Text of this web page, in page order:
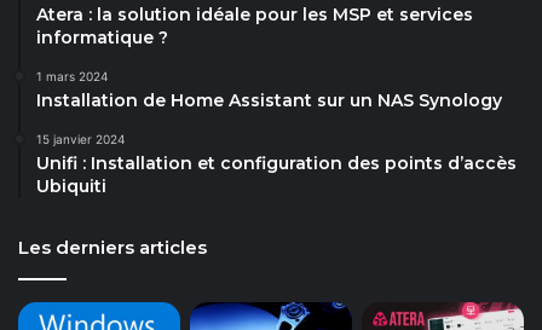
Atera : la solution idéale pour les MSP et services
informatique ?
1 mars 2024
Installation de Home Assistant sur un NAS Synology
15 janvier 2024
Unifi : Installation et configuration des points d’accès
Ubiquiti
Les derniers articles